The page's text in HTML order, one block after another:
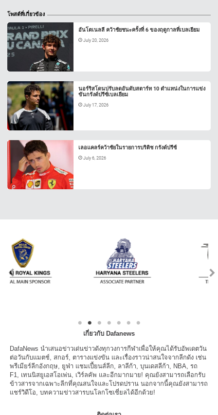
โพสต์ที่เกี่ยวข้อง
อันโตเนลลี คว้าชัยชนะครั้งที่ 6 ของฤดูกาลที่เบลเยียม
July 20, 2026
นอร์ริสโดนปรับลดอันดับสตาร์ท 10 ตำแหน่งในการแข่ง
ขันกรังด์ปรีซ์เบลเยียม
July 17, 2026
เลอแคลร์คว้าชัยในรายการบริติช กรังด์ปรีซ์
July 6, 2026
เกี่ยวกับ Dafanews
DafaNews นำเสนอข่าวเด่นข่าวดังทุกวงการกีฬาเพื่อให้คุณได้รับอัพเดตวัน
ต่อวันกับแมตช์, สกอร์, ตารางแข่งขัน และเรื่องราวน่าสนใจจากลีกดัง เช่น
พรีเมียร์ลีกอังกฤษ, ยูฟ่า แชมเปี้ยนส์ลีก, ลาลีก้า, บุนเดสลีก้า, NBA, รถ
F1, เทนนิสยูเอสโอเพ่น, เวิร์ลคัพ และอีกมากมาย! คุณยังสามารถเลือกรับ
ข้าวสารจากเฉพาะลีกที่คุณสนใจและโปรดปราน นอกจากนี้คุณยังสามารถ
แชร์วิดีโอ, บทความข่าวสารบนโลกโซเชี่ยลได้อีกด้วย!